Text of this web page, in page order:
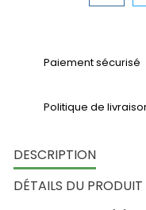
Paiement sécurisé
Politique de
DESCRIPTION
DÉTAILS DU PRODUIT